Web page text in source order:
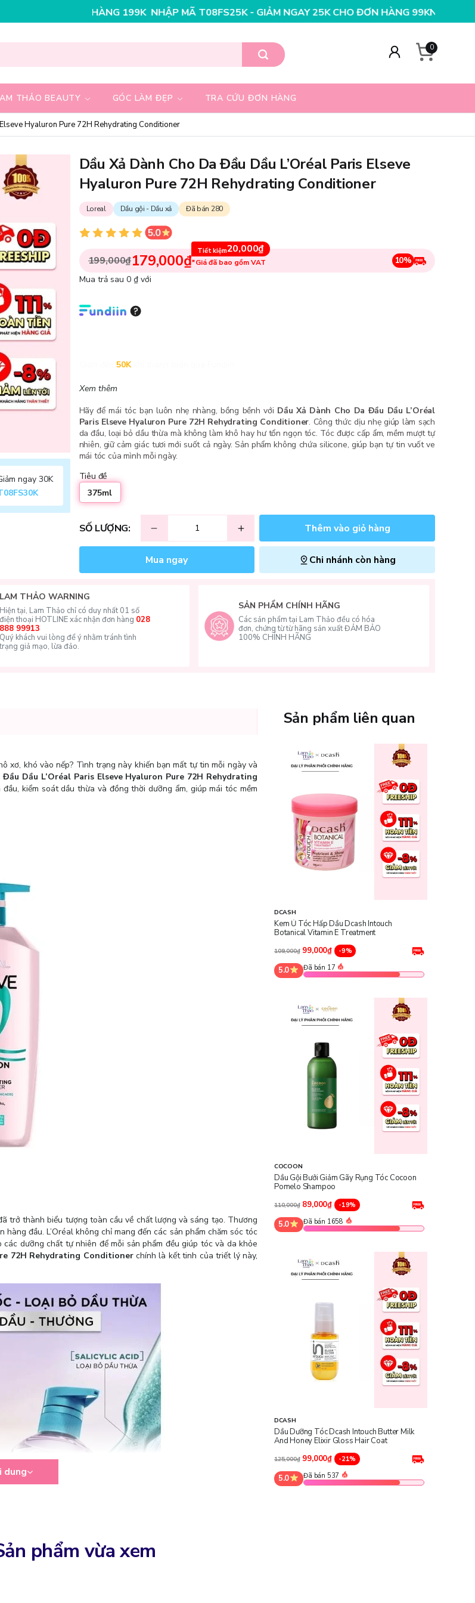
NHẬP MÃ T08FS25K - GIẢM NGAY 25K CHO ĐƠN HÀNG 99KNHẬP MÃ T08FS20K - GIẢM
0
THẢO BEAUTY GÓC LÀM ĐẸP TRA CỨU ĐƠN HÀNG
Hyaluron Pure 72H Rehydrating Conditioner
ngay 30K
Dầu Xả Dành Cho Da Đầu Dầu L’Oréal Paris Elseve
Hyaluron Pure 72H Rehydrating Conditioner
Loreal Dầu gội - Dầu xả Đã bán 280
199,000₫179,000₫
Tiết kiệm20,000₫
*Giá đã bao gồm VAT
10%
Mua trả sau 0 ₫ với
50K
Xem thêm
Hãy để mái tóc bạn luôn nhẹ nhàng, bồng bềnh với Dầu Xả Dành Cho Da Đầu Dầu L’Oréal
Paris Elseve Hyaluron Pure 72H Rehydrating Conditioner. Công thức dịu nhẹ giúp làm sạch
da đầu, loại bỏ dầu thừa mà không làm khô hay hư tổn ngọn tóc. Tóc được cấp ẩm, mềm mượt tự
nhiên, giữ cảm giác tươi mới suốt cả ngày. Sản phẩm không chứa silicone, giúp bạn tự tin vuốt ve
mái tóc của mình mỗi ngày.
Tiêu đề
375ml
SỐ LƯỢNG: Thêm vào giỏ hàng
Mua ngay Chi nhánh còn hàng
LAM THẢO WARNING
Hiện tại, Lam Thảo chỉ có duy nhất 01 số
điện thoại HOTLINE xác nhận đơn hàng 028
888 99913
Quý khách vui lòng để ý nhằm tránh tình
giả mạo, lừa đảo.
SẢN PHẨM CHÍNH HÃNG
Các sản phẩm tại Lam Thảo đều có hóa
đơn, chứng từ từ hãng sản xuất ĐẢM BẢO
100% CHÍNH HÃNG
xơ, khó vào nếp? Tình trạng này khiến bạn mất tự tin mỗi ngày và
Dầu L’Oréal Paris Elseve Hyaluron Pure 72H Rehydrating
kiểm soát dầu thừa và đồng thời dưỡng ẩm, giúp mái tóc mềm
trở thành biểu tượng toàn cầu về chất lượng và sáng tạo. Thương
đầu. L’Oréal không chỉ mang đến các sản phẩm chăm sóc tóc
dưỡng chất tự nhiên để mỗi sản phẩm đều giúp tóc và da khỏe
72H Rehydrating Conditionerchính là kết tinh của triết lý này,
dung
Sản phẩm liên quan
DCASH
Kem Ủ Tóc Hấp Dầu Dcash Intouch
Botanical Vitamin E Treatment
109,000₫ 99,000₫ -9%
5.0 Đã bán 17
COCOON
Dầu Gội Bưởi Giảm Gãy Rụng Tóc Cocoon
Pomelo Shampoo
110,000₫ 89,000₫ -19%
5.0 Đã bán 1658
DCASH
Dầu Dưỡng Tóc Dcash Intouch Butter Milk
And Honey Elixir Gloss Hair Coat
125,000₫ 99,000₫ -21%
5.0 Đã bán 537
phẩm vừa xem